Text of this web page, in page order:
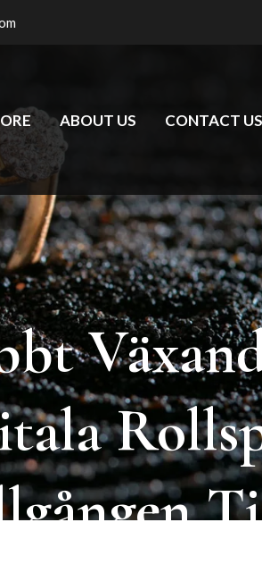
ABOUT US CONTACT US